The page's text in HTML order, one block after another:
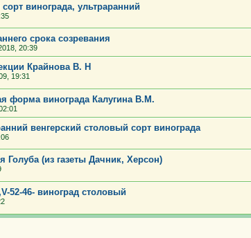
винограда, ультраранний
срока созревания
20:39
Крайнова В. Н
19:31
форма винограда Калугина В.М.
венгерский столовый сорт винограда
Голуба (из газеты Дачник, Херсон)
52-46- виноград столовый